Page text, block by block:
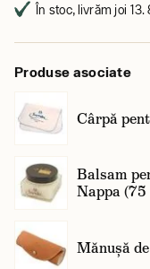
În stoc, livrăm joi 13.
Produse asociate
Cârpă
Balsam
Nappa
Mănușă